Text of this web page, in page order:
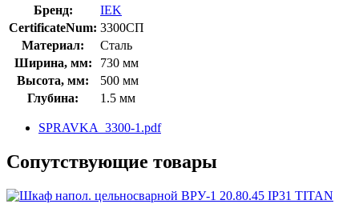
Бренд:
IEK
CertificateNum: 3300СП
Материал:
Сталь
Ширина, мм:
730 мм
Высота, мм:
500 мм
Глубина:
1.5 мм
SPRAVKA_3300-1.pdf
Сопутствующие товары